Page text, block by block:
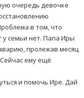
очередь девочке
в том, что
у семьи нет. Папа Иры
пролежав месяц
ему ещё
и помочь Ире. Дай